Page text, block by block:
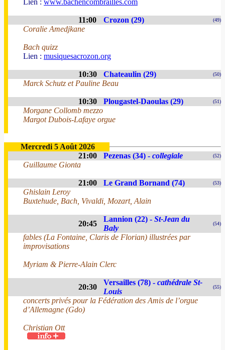
Lien : www.bachencombrailles.com
11:00 Crozon (29) (49)
Coralie Amedjkane
Bach quizz
Lien : musiquesacrozon.org
10:30 Chateaulin (29) (50)
Marck Schutz et Pauline Beau
10:30 Plougastel-Daoulas (29) (51)
Morgane Collomb mezzo
Margot Dubois-Lafaye orgue
Mercredi 5 Août 2026
21:00
Pezenas (34) - collegiale (52)
Guillaume Gionta
21:00 Le Grand Bornand (74) (53)
Ghislain Leroy
Buxtehude, Bach, Vivaldi, Mozart, Alain
20:45
Lannion (22) - St-Jean du
Baly
(54)
fables (La Fontaine, Claris de Florian) illustrées par
improvisations
Myriam & Pierre-Alain Clerc
20:30
Versailles (78) - cathédrale St-
Louis
(55)
concerts privés pour la Fédération des Amis de l’orgue
d’Allemagne (Gdo)
Christian Ott